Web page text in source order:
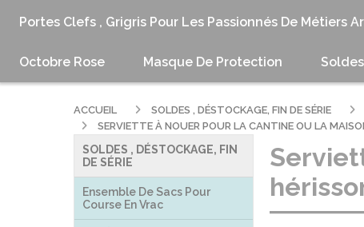
Portes Clefs , Grigris Pour Les Passionnés De Métiers
Octobre Rose Masque De Protection
SOLDES , DÉSTOCKAGE, FIN
DE SÉRIE
Ensemble De Sacs Pour
Course En Vrac
ACCUEIL SOLDES , DÉSTOCKAGE, FIN DE SÉRIE
SERVIETTE À NOUER POUR LA CANTINE OU LA